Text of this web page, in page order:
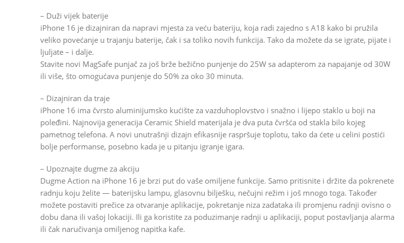
– Duži vijek baterije
iPhone 16 je dizajniran da napravi mjesta za veću bateriju, koja radi zajedno s A18 kako bi pružila
veliko povećanje u trajanju baterije, čak i sa toliko novih funkcija. Tako da možete da se igrate, pijate i
ljuljate – i dalje.
Stavite novi MagSafe punjač za još brže bežično punjenje do 25W sa adapterom za napajanje od 30W
ili više, što omogućava punjenje do 50% za oko 30 minuta.
– Dizajniran da traje
iPhone 16 ima čvrsto aluminijumsko kućište za vazduhoplovstvo i snažno i lijepo staklo u boji na
poleđini. Najnovija generacija Ceramic Shield materijala je dva puta čvršća od stakla bilo kojeg
pametnog telefona. A novi unutrašnji dizajn efikasnije raspršuje toplotu, tako da ćete u celini postići
bolje performanse, posebno kada je u pitanju igranje igara.
– Upoznajte dugme za akciju
Dugme Action na iPhone 16 je brzi put do vaše omiljene funkcije. Samo pritisnite i držite da pokrenete
radnju koju želite — baterijsku lampu, glasovnu bilješku, nečujni režim i još mnogo toga. Također
možete postaviti prečice za otvaranje aplikacije, pokretanje niza zadataka ili promjenu radnji ovisno o
dobu dana ili vašoj lokaciji. Ili ga koristite za poduzimanje radnji u aplikaciji, poput postavljanja alarma
ili čak naručivanja omiljenog napitka kafe.